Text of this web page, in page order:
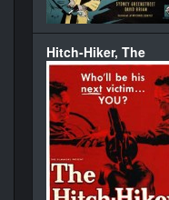
Hitch-Hiker, The